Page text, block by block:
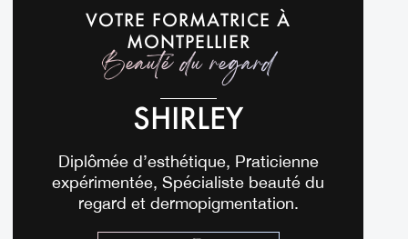
VOTRE FORMATRICE À
MONTPELLIER
Beauté du regard
SHIRLEY
Diplômée d’esthétique, Praticienne
expérimentée, Spécialiste beauté du
regard et dermopigmentation.